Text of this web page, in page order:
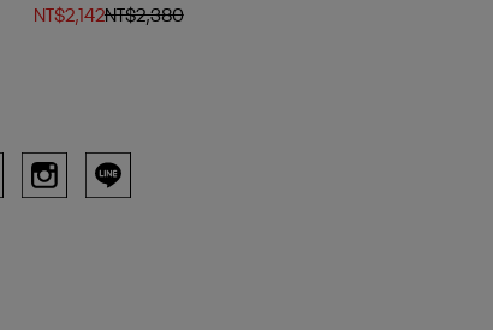
NT$2,142NT$2,380